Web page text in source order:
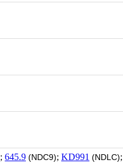
; 645.9 (NDC9); KD991 (NDLC);